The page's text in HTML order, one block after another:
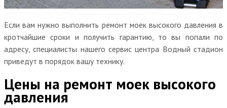
Если вам нужно выполнить ремонт моек высокого давления в
кротчайшие сроки и получить гарантию, то вы попали по
адресу, специалисты нашего сервис центра Водный стадион
приведут в порядок вашу технику.
Цены на ремонт моек высокого
давления